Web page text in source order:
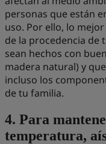
personas que están
uso. Por ello, lo
de la procedencia de
sean hechos con
madera natural) y
incluso los
de tu familia.
4. Para
temperatura,